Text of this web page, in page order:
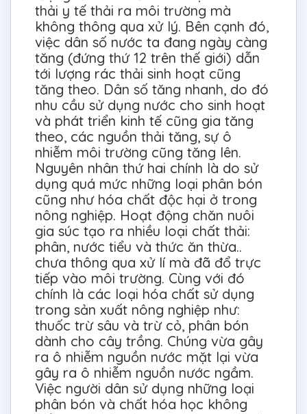
thải y tế thải ra môi trường mà
không thông qua xử lý. Bên cạnh đó,
việc dân số nước ta đang ngày càng
tăng (đứng thứ 12 trên thế giới) dẫn
tới lượng rác thải sinh hoạt cũng
tăng theo. Dân số tăng nhanh, do đó
nhu cầu sử dụng nước cho sinh hoạt
và phát triển kinh tế cũng gia tăng
theo, các nguồn thải tăng, sự ô
nhiễm môi trường cũng tăng lên.
Nguyên nhân thứ hai chính là do sử
dụng quá mức những loại phân bón
cũng như hóa chất độc hại ở trong
nông nghiệp. Hoạt động chăn nuôi
gia súc tạo ra nhiều loại chất thải:
phân, nước tiểu và thức ăn thừa..
chưa thông qua xử lí mà đã đổ trực
tiếp vào môi trường. Cùng với đó
chính là các loại hóa chất sử dụng
trong sản xuất nông nghiệp như:
thuốc trừ sâu và trừ cỏ, phân bón
dành cho cây trồng. Chúng vừa gây
ra ô nhiễm nguồn nước mặt lại vừa
gây ra ô nhiễm nguồn nước ngầm.
Việc người dân sử dụng những loại
phân bón và chất hóa học không